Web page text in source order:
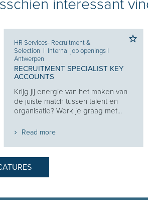
interessant
HR Services- Recruitment &
Selection I Internal job openings I
Antwerpen
RECRUITMENT SPECIALIST KEY
ACCOUNTS
Krijg jij energie van het maken van
de juiste match tussen talent en
organisatie? Werk je graag met...
Read more